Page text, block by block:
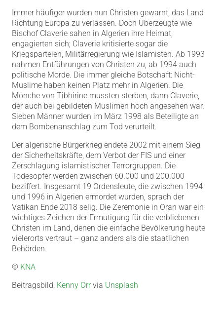
Immer häufiger wurden nun Christen gewarnt, das Land
Richtung Europa zu verlassen. Doch Überzeugte wie
Bischof Claverie sahen in Algerien ihre Heimat,
engagierten sich; Claverie kritisierte sogar die
Kriegsparteien, Militärregierung wie Islamisten. Ab 1993
nahmen Entführungen von Christen zu, ab 1994 auch
politische Morde. Die immer gleiche Botschaft: Nicht-
Muslime haben keinen Platz mehr in Algerien. Die
Mönche von Tibhirine mussten sterben, dann Claverie,
der auch bei gebildeten Muslimen hoch angesehen war.
Sieben Männer wurden im März 1998 als Beteiligte an
dem Bombenanschlag zum Tod verurteilt.
Der algerische Bürgerkrieg endete 2002 mit einem Sieg
der Sicherheitskräfte, dem Verbot der FIS und einer
Zerschlagung islamistischer Terrorgruppen. Die
Todesopfer werden zwischen 60.000 und 200.000
beziffert. Insgesamt 19 Ordensleute, die zwischen 1994
und 1996 in Algerien ermordet wurden, sprach der
Vatikan Ende 2018 selig. Die Zeremonie in Oran war ein
wichtiges Zeichen der Ermutigung für die verbliebenen
Christen im Land, denen die einfache Bevölkerung heute
vielerorts vertraut – ganz anders als die staatlichen
Behörden.
© KNA
Beitragsbild: Kenny Orrvia Unsplash